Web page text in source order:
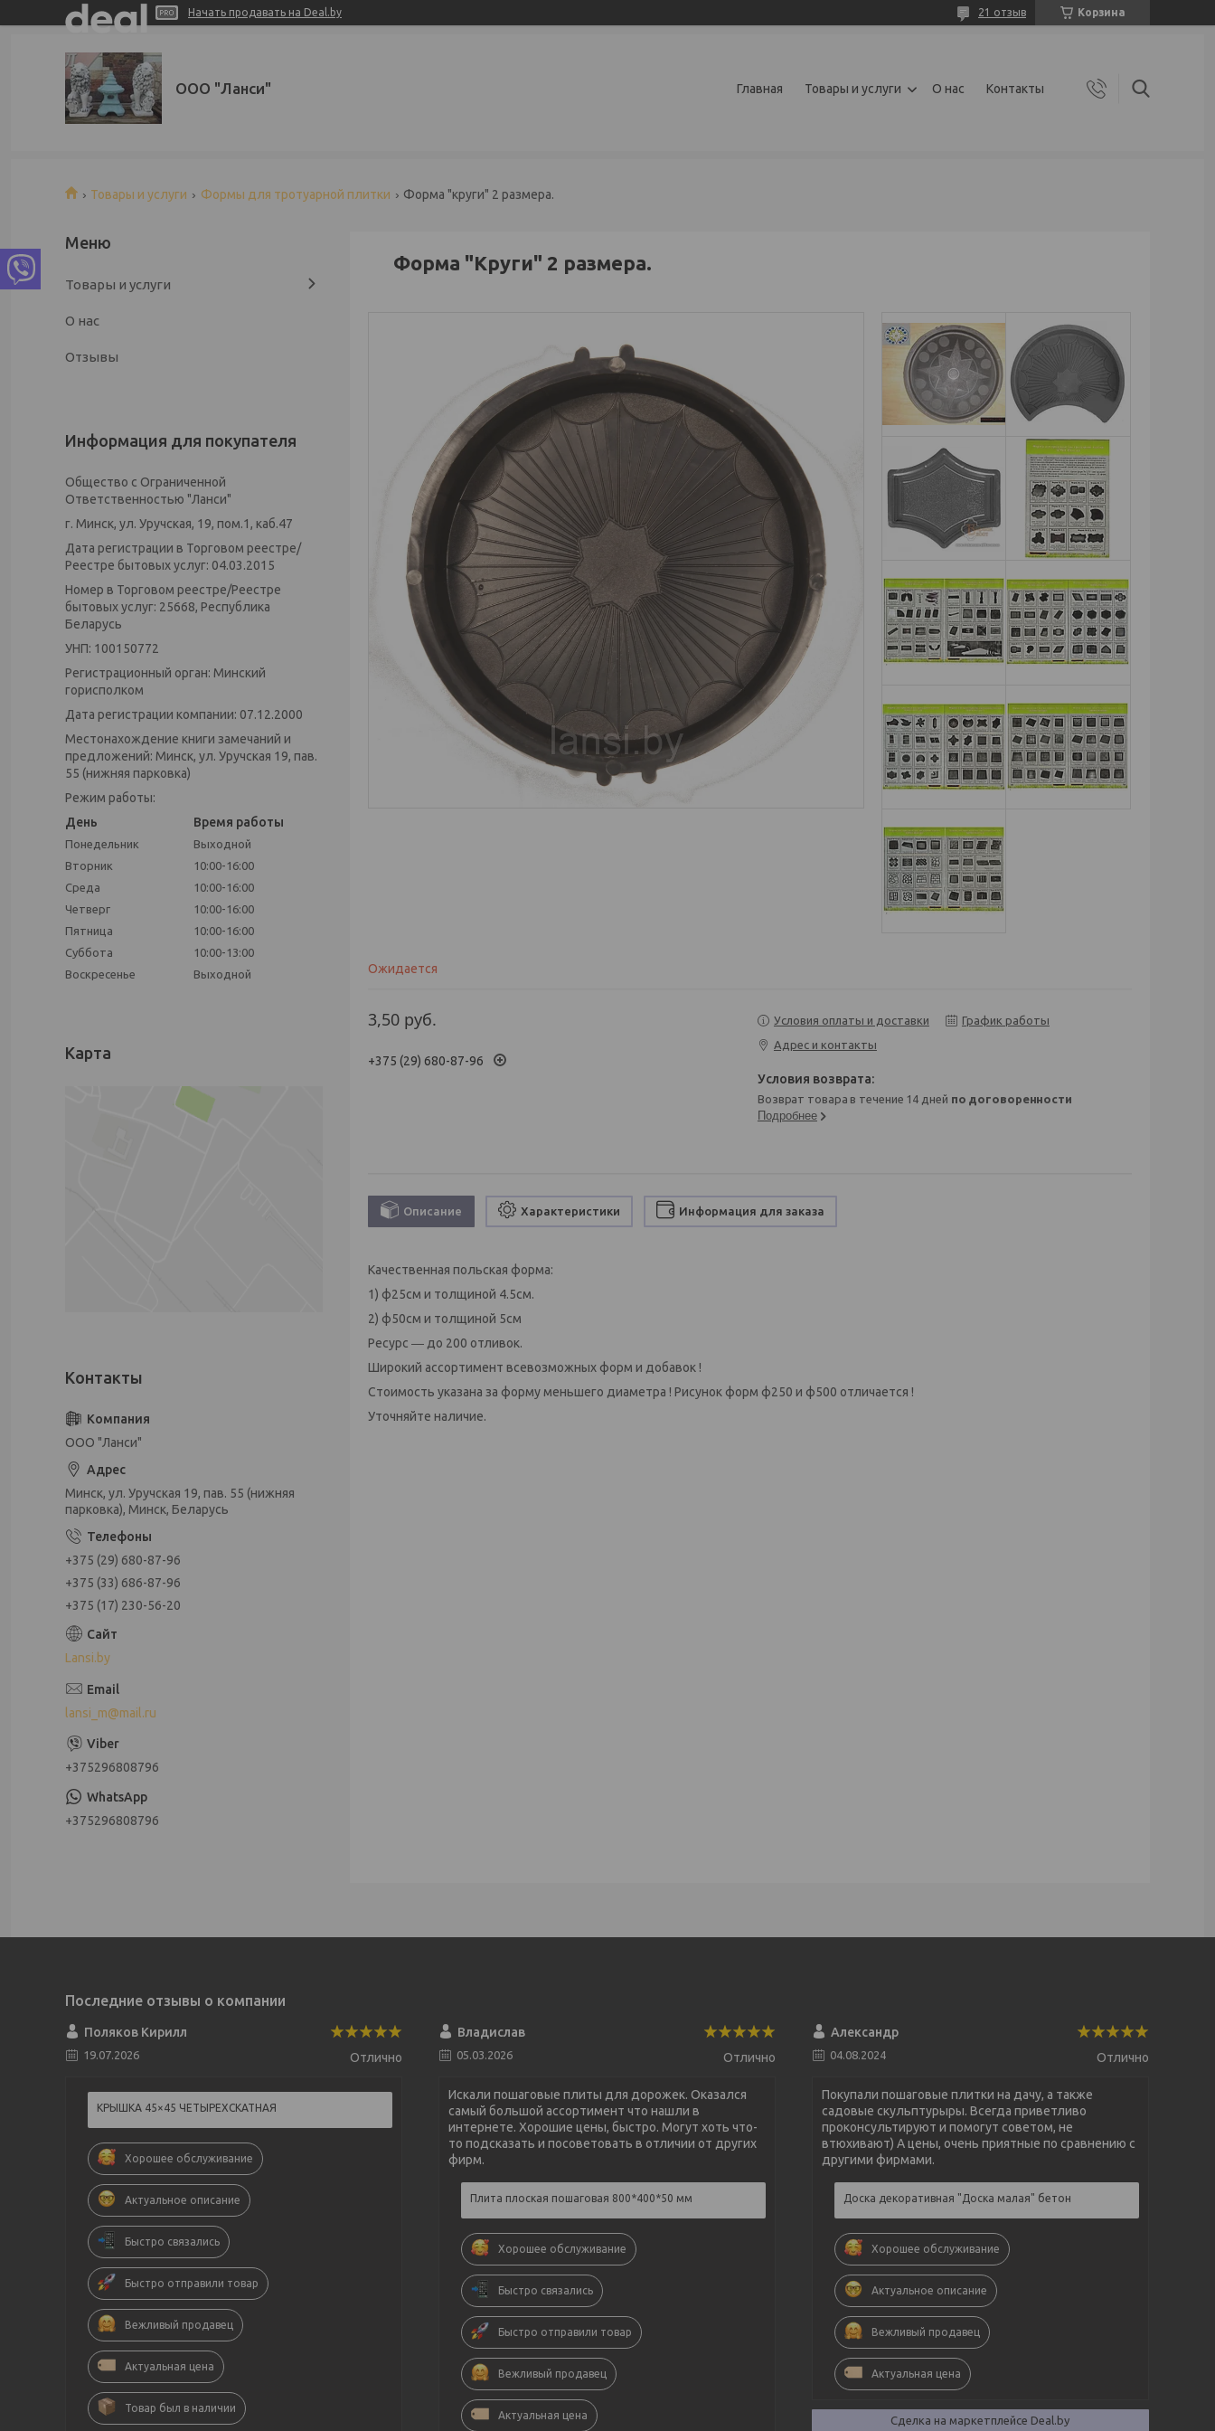
Начать продавать на Deal.by Корзина
21 отзыв
ООО "Ланси" Главная Товары и услуги О нас Контакты
Товары и услуги Формы для тротуарной плитки Форма "круги" 2 размера.
Форма "Круги" 2 размера.
Ожидается
3,50 руб.
+375 (29) 680-87-96
Условия оплаты и доставки
График работы
Адрес и контакты
возврат товара в течение 14 дней по договоренности
Подробнее
Описание Характеристики Информация для заказа
Качественная польская форма:
1) ф25см и толщиной 4.5см.
2) ф50см и толщиной 5см
Ресурс ― до 200 отливок.
Широкий ассортимент всевозможных форм и добавок !
Стоимость указана за форму меньшего диаметра ! Рисунок форм ф250 и ф500 отличается !
Уточняйте наличие.
Товары и услуги
О нас
Отзывы
Информация для покупателя
Общество с Ограниченной
Ответственностью "Ланси"
г. Минск, ул. Уручская, 19, пом.1, каб.47
Дата регистрации в Торговом реестре/
Реестре бытовых услуг: 04.03.2015
Номер в Торговом реестре/Реестре
бытовых услуг: 25668, Республика
Беларусь
УНП: 100150772
Регистрационный орган: Минский
горисполком
Дата регистрации компании: 07.12.2000
Местонахождение книги замечаний и
предложений: Минск, ул. Уручская 19, пав.
55 (нижняя парковка)
Режим работы:
День
Время работы
Понедельник
Выходной
Вторник
10:00-16:00
Среда
10:00-16:00
Четверг
10:00-16:00
Пятница
10:00-16:00
Суббота
10:00-13:00
Воскресенье
Выходной
Карта
ООО "Ланси"
Минск, ул. Уручская 19, пав. 55 (нижняя
парковка), Минск, Беларусь
+375 (29) 680-87-96
+375 (33) 686-87-96
+375 (17) 230-56-20
Lansi.by
lansi_m@mail.ru
+375296808796
+375296808796
Поляков Кирилл
19.07.2026 Отлично
КРЫШКА 45×45 ЧЕТЫРЕХСКАТНАЯ
Хорошее обслуживание
Актуальное описание
Быстро связались
Быстро отправили товар
Вежливый продавец
Актуальная цена
Товар был в наличии
Владислав
05.03.2026 Отлично
Искали пошаговые плиты для дорожек. Оказался
самый большой ассортимент что нашли в
интернете. Хорошие цены, быстро. Могут хоть что-
то подсказать и посоветовать в отличии от других
фирм.
Плита плоская пошаговая 800*400*50 мм
Хорошее обслуживание
Быстро связались
Быстро отправили товар
Вежливый продавец
Актуальная цена
Александр
04.08.2024 Отлично
Покупали пошаговые плитки на дачу, а также
садовые скульптурыры. Всегда приветливо
проконсультируют и помогут советом, не
втюхивают) А цены, очень приятные по сравнению с
другими фирмами.
Доска декоративная "Доска малая" бетон
Хорошее обслуживание
Актуальное описание
Вежливый продавец
Актуальная цена
Сделка на маркетплейсе Deal.by